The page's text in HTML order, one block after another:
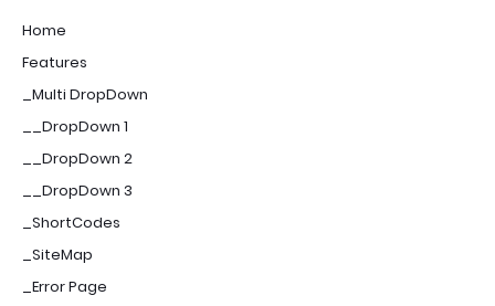
Home
Features
_Multi DropDown
__DropDown 1
__DropDown 2
__DropDown 3
_ShortCodes
_SiteMap
_Error Page